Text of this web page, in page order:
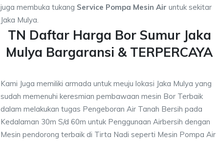
juga membuka tukang Service Pompa Mesin Air untuk sekitar
Jaka Mulya.
TN Daftar Harga Bor Sumur Jaka
Mulya Bargaransi & TERPERCAYA
Kami Juga memiliki armada untuk meuju lokasi Jaka Mulya yang
sudah memenuhi keresmian pembawaan mesin Bor Terbaik
dalam melakukan tugas Pengeboran Air Tanah Bersih pada
Kedalaman 30m S/d 60m untuk Penggunaan Airbersih dengan
Mesin pendorong terbaik di Tirta Nadi seperti Mesin Pompa Air